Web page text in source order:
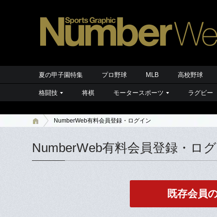
夏の甲子園特集 プロ野球 MLB 高校野球
格闘技 将棋 モータースポーツ ラグビー
NumberWeb有料会員登録・ログイン
NumberWeb有料会員登録・ロ
既存会員